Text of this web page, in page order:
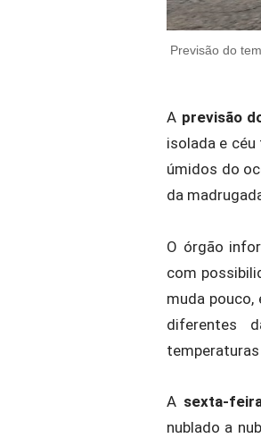
Previsão do
A previsão
isolada e
úmidos do
da
O órgão
com
muda
diferentes
A sexta-
nublado a